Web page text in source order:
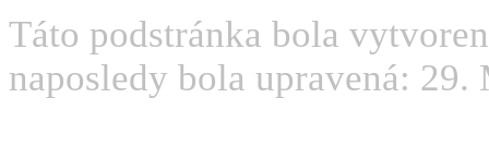
Táto podstránka bola
naposledy bola upravená: